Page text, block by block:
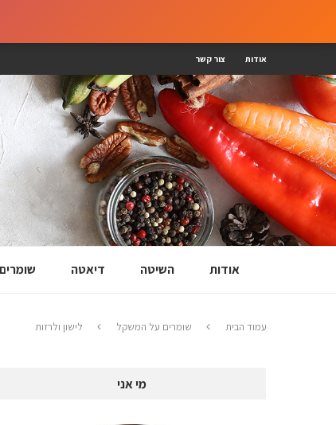
אודות צור קשר
אודות השיטה דיאטה
עמוד הבית שומרים על המשקל לישון ולרזות
מי אני